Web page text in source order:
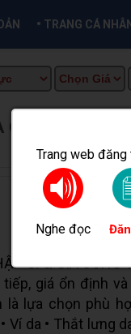
Trang web đăng
Nghe đọc
• TRANG CÁ NHÂN
ĐỒ DA
SỈ & GIA CÔNG
giá ổn định
là lựa chọn phù
da • Thắt lưng